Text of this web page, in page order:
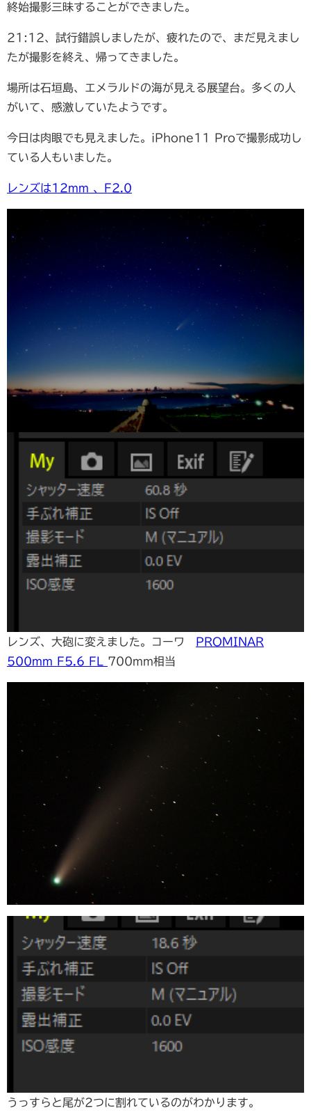
終始撮影三昧することができました。
21:12、試行錯誤しましたが、疲れたので、まだ見えまし
たが撮影を終え、帰ってきました。
場所は石垣島、エメラルドの海が見える展望台。多くの人
がいて、感激していたようです。
今日は肉眼でも見えました。iPhone11 Proで撮影成功し
ている人もいました。
レンズは12mm 、F2.0
レンズ、大砲に変えました。コーワ
PROMINAR
500mm F5.6 FL 700mm相当
うっすらと尾が2つに割れているのがわかります。